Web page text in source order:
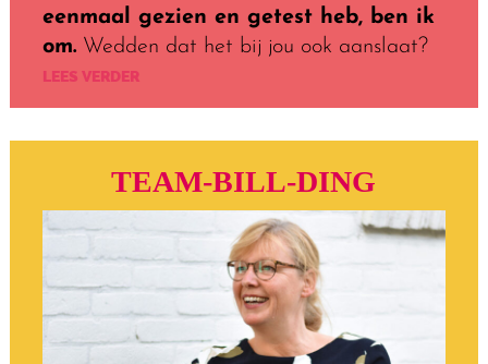
eenmaal gezien en getest heb, ben ik
om.Wedden dat het bij jou ook aanslaat?
LEES VERDER
TEAM-BILL-DING